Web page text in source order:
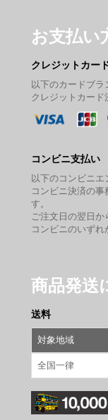
お支払い
クレジットカー
以下のカードブラ
クレジットカード
コンビニ支払い
以下のコンビニエ
コンビニ決済の
す。
ご注文日の翌日か
コンビニのいずれ
商品発送
送料
対象地域
全国一律